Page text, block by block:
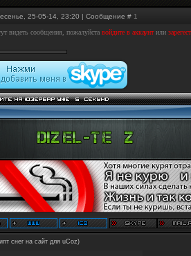
25-05-14, 23:20 | Сообщение # 1
видеть сообщения, пожалуйста войдите в аккаунтили
снег на сайт для uCoz)